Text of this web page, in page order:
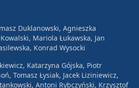
Duklanowski, Agnieszka
Mariola Łukawska, Jan
Konrad Wysocki
Katarzyna Gójska, Piotr
Tomasz Łysiak, Jacek Liziniewicz,
Antoni Rybczyński, Krzysztof